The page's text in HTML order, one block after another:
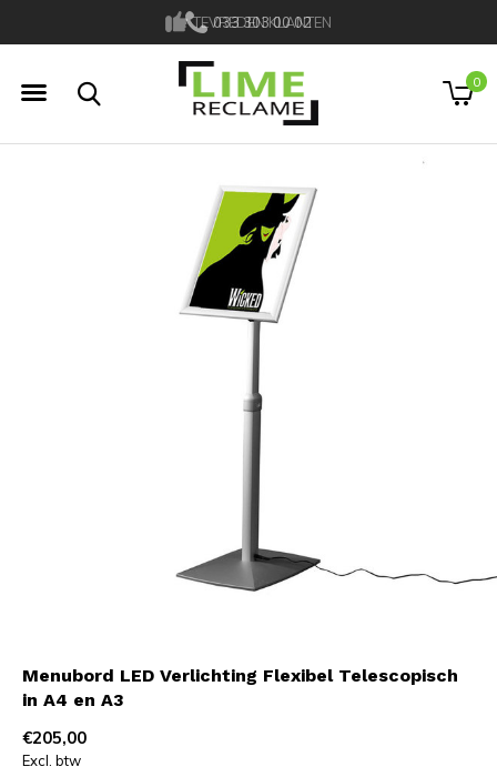
TEVREDEN KLANTEN
033 303 00 02
0
Menubord LED Verlichting Flexibel Telescopisch
in A4 en A3
€205,00
Excl. btw